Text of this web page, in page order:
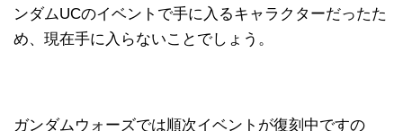
ンダムUCのイベントで手に入るキャラクターだったた
め、現在手に入らないことでしょう。
ガンダムウォーズでは順次イベントが復刻中ですの